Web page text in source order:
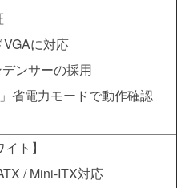
VGAに対応
ンサーの採用
省電力モードで動作確認
ト】
/ Mini-ITX対応